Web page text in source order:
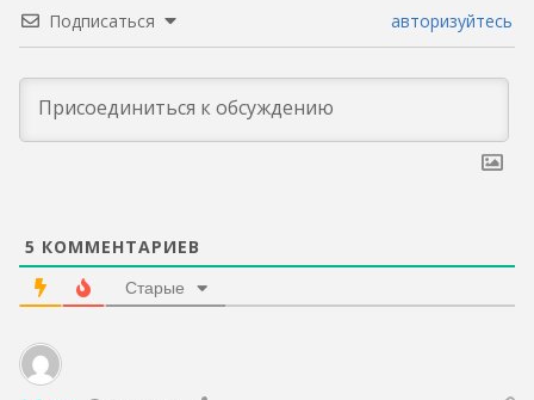
Подписаться авторизуйтесь
5 КОММЕНТАРИЕВ
Старые